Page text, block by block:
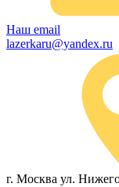
Наш email
lazerkaru@yandex.ru
г. Москва ул.